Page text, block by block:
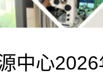
中心